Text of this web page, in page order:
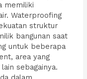
memiliki
Waterproofing
struktur
bangunan saat
untuk beberapa
area yang
sebagainya.